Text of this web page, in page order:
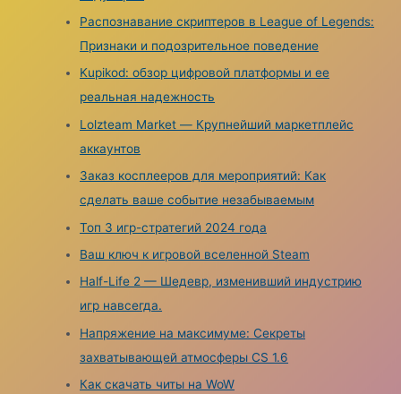
Распознавание скриптеров в League of Legends:
Признаки и подозрительное поведение
Kupikod: обзор цифровой платформы и ее
реальная надежность
Lolzteam Market — Крупнейший маркетплейс
аккаунтов
Заказ косплееров для мероприятий: Как
сделать ваше событие незабываемым
Топ 3 игр-стратегий 2024 года
Ваш ключ к игровой вселенной Steam
Half-Life 2 — Шедевр, изменивший индустрию
игр навсегда.
Напряжение на максимуме: Секреты
захватывающей атмосферы CS 1.6
Как скачать читы на WoW